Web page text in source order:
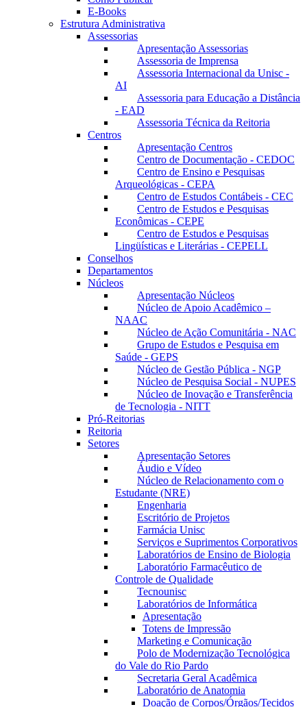
E-Books
Estrutura Administrativa
Assessorias
Apresentação Assessorias
Assessoria de Imprensa
Assessoria Internacional da Unisc -
AI
Assessoria para Educação a Distância
- EAD
Assessoria Técnica da Reitoria
Centros
Apresentação Centros
Centro de Documentação - CEDOC
Centro de Ensino e Pesquisas
Arqueológicas - CEPA
Centro de Estudos Contábeis - CEC
Centro de Estudos e Pesquisas
Econômicas - CEPE
Centro de Estudos e Pesquisas
Lingüísticas e Literárias - CEPELL
Conselhos
Departamentos
Núcleos
Apresentação Núcleos
Núcleo de Apoio Acadêmico –
NAAC
Núcleo de Ação Comunitária - NAC
Grupo de Estudos e Pesquisa em
Saúde - GEPS
Núcleo de Gestão Pública - NGP
Núcleo de Pesquisa Social - NUPES
Núcleo de Inovação e Transferência
de Tecnologia - NITT
Pró-Reitorias
Reitoria
Setores
Apresentação Setores
Áudio e Vídeo
Núcleo de Relacionamento com o
Estudante (NRE)
Engenharia
Escritório de Projetos
Farmácia Unisc
Serviços e Suprimentos Corporativos
Laboratórios de Ensino de Biologia
Laboratório Farmacêutico de
Controle de Qualidade
Tecnounisc
Laboratórios de Informática
Apresentação
Totens de Impressão
Marketing e Comunicação
Polo de Modernização Tecnológica
do Vale do Rio Pardo
Secretaria Geral Acadêmica
Laboratório de Anatomia
Doação de Corpos/Órgãos/Tecidos